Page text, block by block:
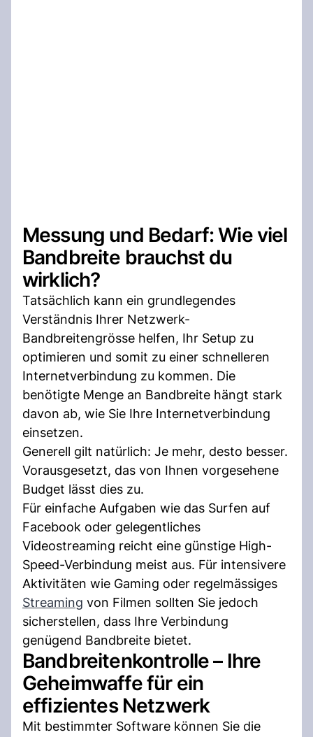
Messung und Bedarf: Wie viel
Bandbreite brauchst du
wirklich?
Tatsächlich kann ein grundlegendes
Verständnis Ihrer Netzwerk-
Bandbreitengrösse helfen, Ihr Setup zu
optimieren und somit zu einer schnelleren
Internetverbindung zu kommen. Die
benötigte Menge an Bandbreite hängt stark
davon ab, wie Sie Ihre Internetverbindung
einsetzen.
Generell gilt natürlich: Je mehr, desto besser.
Vorausgesetzt, das von Ihnen vorgesehene
Budget lässt dies zu.
Für einfache Aufgaben wie das Surfen auf
Facebook oder gelegentliches
Videostreaming reicht eine günstige High-
Speed-Verbindung meist aus. Für intensivere
Aktivitäten wie Gaming oder regelmässiges
Streaming von Filmen sollten Sie jedoch
sicherstellen, dass Ihre Verbindung
genügend Bandbreite bietet.
Bandbreitenkontrolle – Ihre
Geheimwaffe für ein
effizientes Netzwerk
Mit bestimmter Software können Sie die